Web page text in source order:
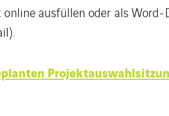
ausfüllen oder als